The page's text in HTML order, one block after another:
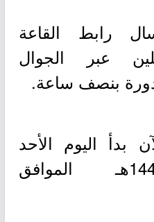
رابط القاعة
عبر الجوال
بنصف ساعة.
بدأ اليوم الأحد
بتاريخ 1446/11/06هـ الموافق